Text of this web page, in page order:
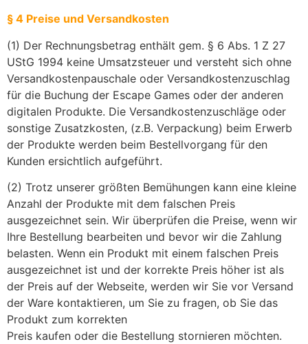
§ 4 Preise und Versandkosten
(1) Der Rechnungsbetrag enthält gem. § 6 Abs. 1 Z 27
UStG 1994 keine Umsatzsteuer und versteht sich ohne
Versandkostenpauschale oder Versandkostenzuschlag
für die Buchung der Escape Games oder der anderen
digitalen Produkte. Die Versandkostenzuschläge oder
sonstige Zusatzkosten, (z.B. Verpackung) beim Erwerb
der Produkte werden beim Bestellvorgang für den
Kunden ersichtlich aufgeführt.
(2) Trotz unserer größten Bemühungen kann eine kleine
Anzahl der Produkte mit dem falschen Preis
ausgezeichnet sein. Wir überprüfen die Preise, wenn wir
Ihre Bestellung bearbeiten und bevor wir die Zahlung
belasten. Wenn ein Produkt mit einem falschen Preis
ausgezeichnet ist und der korrekte Preis höher ist als
der Preis auf der Webseite, werden wir Sie vor Versand
der Ware kontaktieren, um Sie zu fragen, ob Sie das
Produkt zum korrekten
Preis kaufen oder die Bestellung stornieren möchten.